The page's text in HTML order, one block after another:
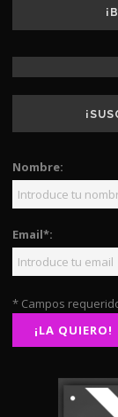
Nombre:
Email*:
* Campos